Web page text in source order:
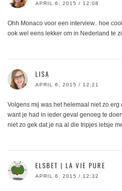
APRIL 6, 2015 / 12:08
Ohh Monaco voor een interview.. hoe
ook wel eens lekker om in Nederland te
LISA
APRIL 6, 2015 / 12:21
Volgens mij was het helemaal niet zo
want je had in ieder geval genoeg te
niet zo gek dat je na al die tripjes ietsje
ELSBET | LA VIE PURE
APRIL 6, 2015 / 12:32